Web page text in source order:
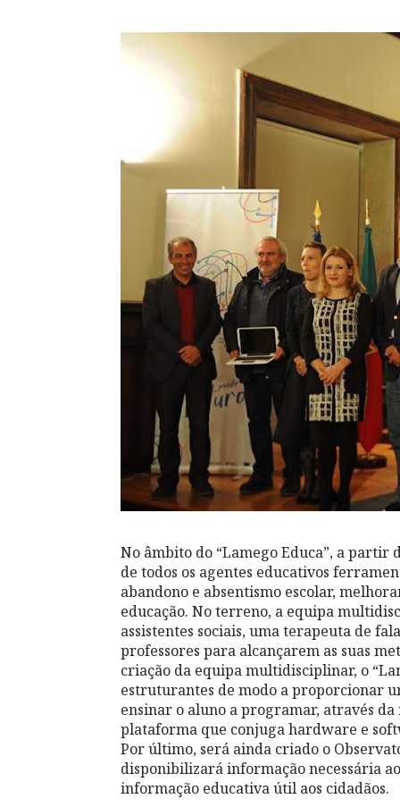
No âmbito do “Lamego Educa”, a partir
de todos os agentes educativos
abandono e absentismo escolar,
educação. No terreno, a equipa
assistentes sociais, uma terapeuta de
professores para alcançarem as suas
criação da equipa multidisciplinar, o
estruturantes de modo a proporcionar
ensinar o aluno a programar, através
plataforma que conjuga hardware e
Por último, será ainda criado o
disponibilizará informação necessária
informação educativa útil aos cidadãos.